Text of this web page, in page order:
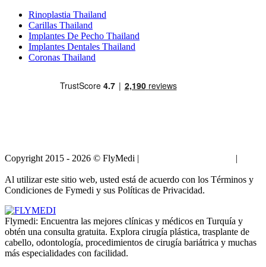
Rinoplastia Thailand
Carillas Thailand
Implantes De Pecho Thailand
Implantes Dentales Thailand
Coronas Thailand
Copyright 2015 - 2026 © FlyMedi |
|
Al utilizar este sitio web, usted está de acuerdo con los Términos y
Condiciones de Fymedi y sus Políticas de Privacidad.
Flymedi: Encuentra las mejores clínicas y médicos en Turquía y
obtén una consulta gratuita. Explora cirugía plástica, trasplante de
cabello, odontología, procedimientos de cirugía bariátrica y muchas
más especialidades con facilidad.